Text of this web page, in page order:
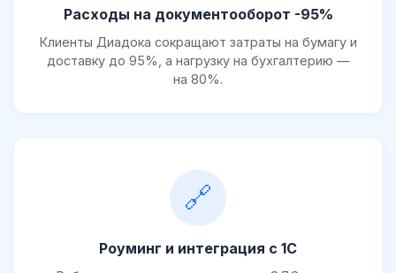
Расходы на документооборот -95%
Клиенты Диадока сокращают затраты на бумагу и
доставку до 95%, а нагрузку на бухгалтерию —
на 80%.
🔗
Роуминг и интеграция с 1С